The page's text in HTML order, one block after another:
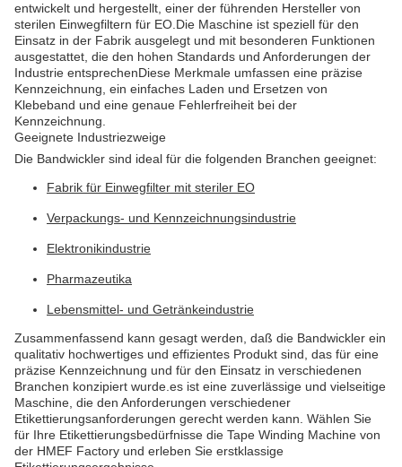
entwickelt und hergestellt, einer der führenden Hersteller von
sterilen Einwegfiltern für EO.Die Maschine ist speziell für den
Einsatz in der Fabrik ausgelegt und mit besonderen Funktionen
ausgestattet, die den hohen Standards und Anforderungen der
Industrie entsprechenDiese Merkmale umfassen eine präzise
Kennzeichnung, ein einfaches Laden und Ersetzen von
Klebeband und eine genaue Fehlerfreiheit bei der
Kennzeichnung.
Geeignete Industriezweige
Die Bandwickler sind ideal für die folgenden Branchen geeignet:
Fabrik für Einwegfilter mit steriler EO
Verpackungs- und Kennzeichnungsindustrie
Elektronikindustrie
Pharmazeutika
Lebensmittel- und Getränkeindustrie
Zusammenfassend kann gesagt werden, daß die Bandwickler ein
qualitativ hochwertiges und effizientes Produkt sind, das für eine
präzise Kennzeichnung und für den Einsatz in verschiedenen
Branchen konzipiert wurde.es ist eine zuverlässige und vielseitige
Maschine, die den Anforderungen verschiedener
Etikettierungsanforderungen gerecht werden kann. Wählen Sie
für Ihre Etikettierungsbedürfnisse die Tape Winding Machine von
der HMEF Factory und erleben Sie erstklassige